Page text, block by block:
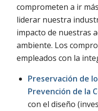
comprometen a ir
liderar nuestra
impacto de nuestras
ambiente. Los
empleados con la
Preservación de
Prevención de la
con el diseño